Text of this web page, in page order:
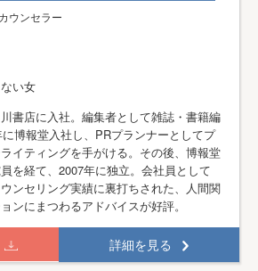
ウンセラー
い女
書店に入社。編集者として雑誌・書籍編
博報堂入社し、PRプランナーとしてプ
イティングを手がける。その後、博報堂
を経て、2007年に独立。会社員として
ンセリング実績に裏打ちされた、人間関
ンにまつわるアドバイスが好評。
詳細を見る